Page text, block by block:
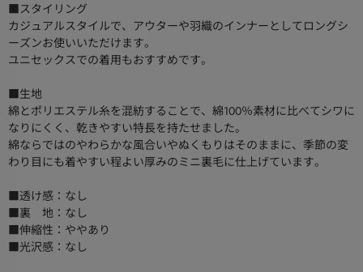
■スタイリング
カジュアルスタイルで、アウターや羽織のインナーとしてロングシ
ーズンお使いいただけます。
ユニセックスでの着用もおすすめです。
■生地
綿とポリエステル糸を混紡することで、綿100％素材に比べてシワに
なりにくく、乾きやすい特長を持たせました。
綿ならではのやわらかな風合いやぬくもりはそのままに、季節の変
わり目にも着やすい程よい厚みのミニ裏毛に仕上げています。
■透け感：なし
■裏 地：なし
■伸縮性：ややあり
■光沢感：なし